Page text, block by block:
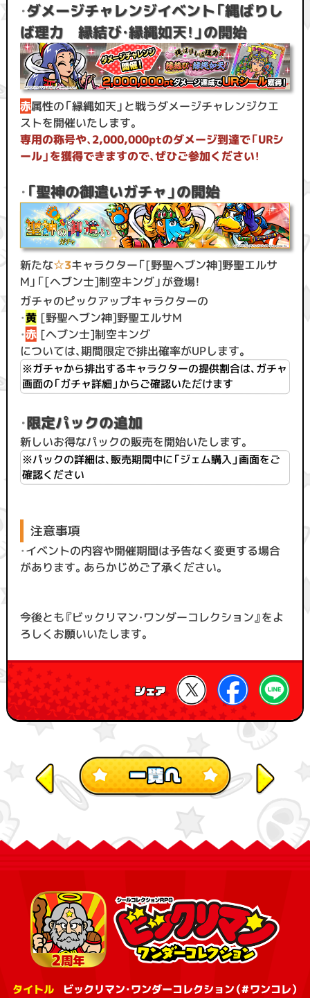
・ダメージチャレンジイベント「縄ばりし
ば理力 縁結び・縁縄如天！」の開始
赤属性の「縁縄如天」と戦うダメージチャレンジクエ
ストを開催いたします。
専用の称号や、2,000,000ptのダメージ到達で「URシ
ール」を獲得できますので、ぜひご参加ください！
・ 「聖神の御遣いガチャ」の開始
新たな☆3キャラクター「[野聖ヘブン神]野聖エルサ
M」「[ヘブン士]制空キング」が登場！
ガチャのピックアップキャラクターの
・黄[野聖ヘブン神]野聖エルサM
・赤[ヘブン士]制空キング
については、期間限定で排出確率がUPします。
※ガチャから排出するキャラクターの提供割合は、ガチャ
画面の「ガチャ詳細」からご確認いただけます
・限定パックの追加
新しいお得なパックの販売を開始いたします。
※パックの詳細は、販売期間中に「ジェム購入」画面をご
確認ください
注意事項
・イベントの内容や開催期間は予告なく変更する場合
があります。あらかじめご了承ください。
今後とも『ビックリマン・ワンダーコレクション』をよ
ろしくお願いいたします。
タイトル ビックリマン・ワンダーコレクション（#ワンコレ）